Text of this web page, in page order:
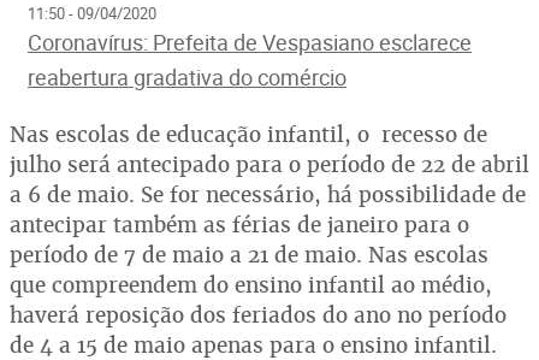
11:50 - 09/04/2020
Coronavírus: Prefeita de Vespasiano esclarece
reabertura gradativa do comércio
Nas escolas de educação infantil, o recesso de
julho será antecipado para o período de 22 de abril
a 6 de maio. Se for necessário, há possibilidade de
antecipar também as férias de janeiro para o
período de 7 de maio a 21 de maio. Nas escolas
que compreendem do ensino infantil ao médio,
haverá reposição dos feriados do ano no período
de 4 a 15 de maio apenas para o ensino infantil.